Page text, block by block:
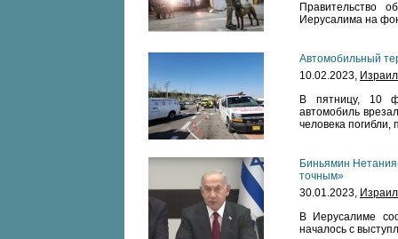
Правительство
Иерусалима на
Автомобильный
10.02.2023,
В пятницу, 10
автомобиль
человека погибли,
Биньямин
точным»
30.01.2023,
В Иерусалиме
началось с